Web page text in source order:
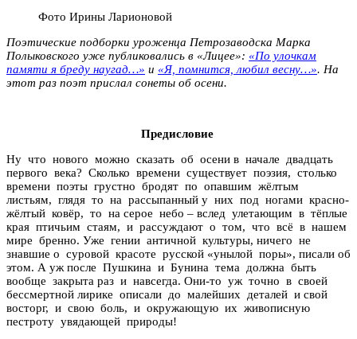
Фото Ирины Ларионовой
Поэтические подборки уроженца Петрозаводска Марка
Полыковского уже публиковались в «Лицее»: «По улочкам
памяти я бреду наугад…» и «Я, помнится, любил весну…». На
этот раз поэт прислал сонеты об осени.
Предисловие
Ну что нового можно сказать об осени в начале двадцать
первого века? Сколько времени существует поэзия, столько
времени поэты грустно бродят по опавшим жёлтым
листьям, глядя то на рассыпанный у них под ногами красно-
жёлтый ковёр, то на серое небо – вслед улетающим в тёплые
края птичьим стаям, и рассуждают о том, что всё в нашем
мире бренно. Уже гении античной культуры, ничего не
знавшие о суровой красоте русской «унылой поры», писали об
этом. А уж после Пушкина и Бунина тема должна быть
вообще закрыта раз и навсегда. Они-то уж точно в своей
бессмертной лирике описали до малейших деталей и свой
восторг, и свою боль, и окружающую их живописную
пестроту увядающей природы!